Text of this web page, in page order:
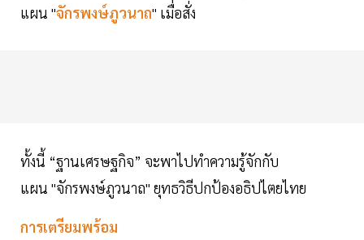
แผน "จักรพงษ์ภูวนาถ" เมื่อสั่ง
ทั้งนี้ “ฐานเศรษฐกิจ” จะพาไปทำความรู้จักกับ
แผน "จักรพงษ์ภูวนาถ" ยุทธวิธีปกป้องอธิปไตยไทย
การเตรียมพร้อม